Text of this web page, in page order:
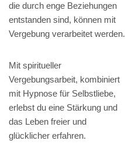
die durch enge Beziehungen
entstanden sind, können mit
Vergebung verarbeitet werden.
Mit spiritueller
Vergebungsarbeit, kombiniert
mit Hypnose für Selbstliebe,
erlebst du eine Stärkung und
das Leben freier und
glücklicher erfahren.